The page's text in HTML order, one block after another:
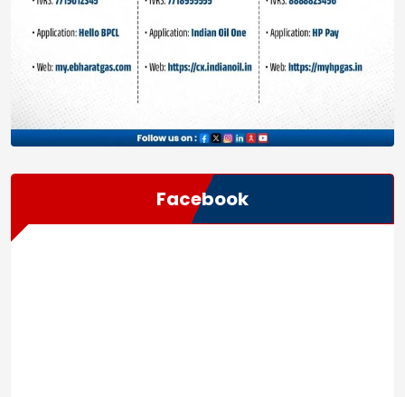
Facebook